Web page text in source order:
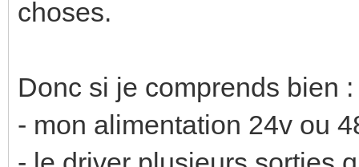
choses.
Donc si je comprends bien :
- mon alimentation 24v ou